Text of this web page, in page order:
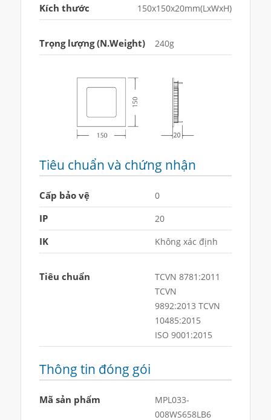
Kích thước 150x150x20mm(LxWxH)
Trọng lượng (N.Weight) 240g
Tiêu chuẩn và chứng nhận
Cấp bảo vệ 0
IP 20
IK Không xác định
Tiêu chuẩn
TCVN 8781:2011
TCVN
9892:2013 TCVN
10485:2015
ISO 9001:2015
Thông tin đóng gói
Mã sản phẩm
MPL033-
008WS658LB6